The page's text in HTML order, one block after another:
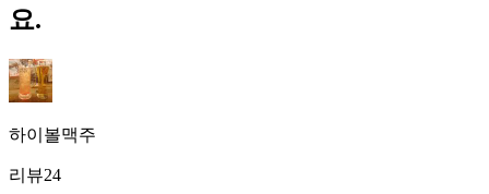
요.
하이볼맥주
리뷰24